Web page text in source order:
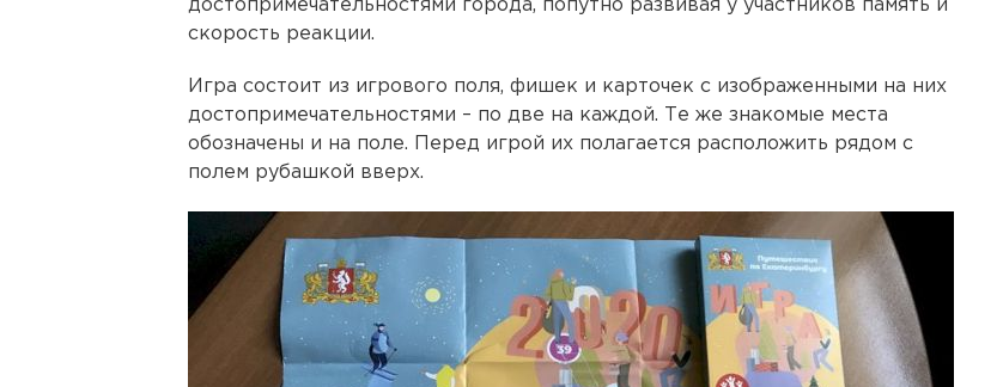
достопримечательностями города, попутно развивая у участников память и
скорость реакции.
Игра состоит из игрового поля, фишек и карточек с изображенными на них
достопримечательностями – по две на каждой. Те же знакомые места
обозначены и на поле. Перед игрой их полагается расположить рядом с
полем рубашкой вверх.